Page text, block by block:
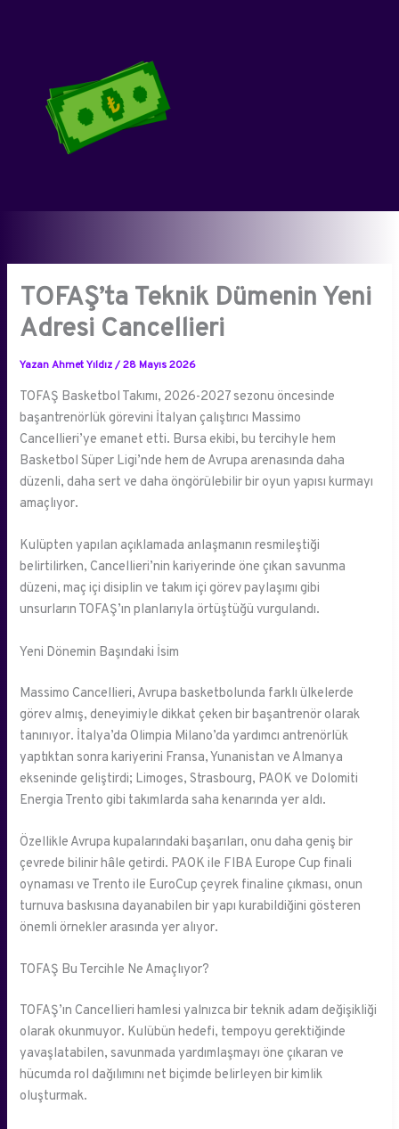
TOFAŞ’ta Teknik Dümenin Yeni
Adresi Cancellieri
Yazan Ahmet Yıldız/28 Mayıs 2026
TOFAŞ Basketbol Takımı, 2026-2027 sezonu öncesinde
başantrenörlük görevini İtalyan çalıştırıcı Massimo
Cancellieri’ye emanet etti. Bursa ekibi, bu tercihyle hem
Basketbol Süper Ligi’nde hem de Avrupa arenasında daha
düzenli, daha sert ve daha öngörülebilir bir oyun yapısı kurmayı
amaçlıyor.
Kulüpten yapılan açıklamada anlaşmanın resmileştiği
belirtilirken, Cancellieri’nin kariyerinde öne çıkan savunma
düzeni, maç içi disiplin ve takım içi görev paylaşımı gibi
unsurların TOFAŞ’ın planlarıyla örtüştüğü vurgulandı.
Yeni Dönemin Başındaki İsim
Massimo Cancellieri, Avrupa basketbolunda farklı ülkelerde
görev almış, deneyimiyle dikkat çeken bir başantrenör olarak
tanınıyor. İtalya’da Olimpia Milano’da yardımcı antrenörlük
yaptıktan sonra kariyerini Fransa, Yunanistan ve Almanya
ekseninde geliştirdi; Limoges, Strasbourg, PAOK ve Dolomiti
Energia Trento gibi takımlarda saha kenarında yer aldı.
Özellikle Avrupa kupalarındaki başarıları, onu daha geniş bir
çevrede bilinir hâle getirdi. PAOK ile FIBA Europe Cup finali
oynaması ve Trento ile EuroCup çeyrek finaline çıkması, onun
turnuva baskısına dayanabilen bir yapı kurabildiğini gösteren
önemli örnekler arasında yer alıyor.
TOFAŞ Bu Tercihle Ne Amaçlıyor?
TOFAŞ’ın Cancellieri hamlesi yalnızca bir teknik adam değişikliği
olarak okunmuyor. Kulübün hedefi, tempoyu gerektiğinde
yavaşlatabilen, savunmada yardımlaşmayı öne çıkaran ve
hücumda rol dağılımını net biçimde belirleyen bir kimlik
oluşturmak.